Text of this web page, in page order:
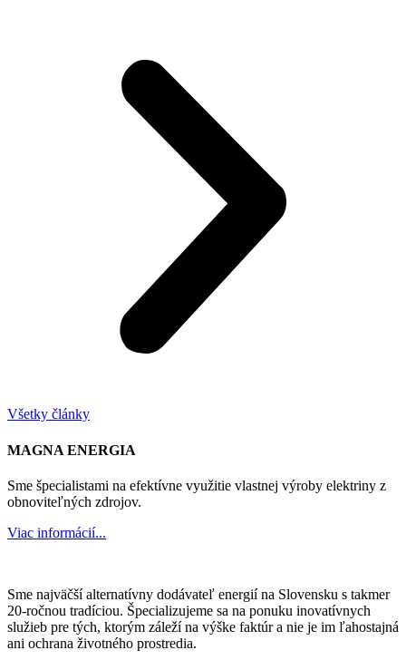
Všetky články
MAGNA ENERGIA
Sme špecialistami na efektívne využitie vlastnej výroby elektriny z
obnoviteľných zdrojov.
Viac informácií...
Sme najväčší alternatívny dodávateľ energií na Slovensku s takmer
20-ročnou tradíciou. Špecializujeme sa na ponuku inovatívnych
služieb pre tých, ktorým záleží na výške faktúr a nie je im ľahostajná
ani ochrana životného prostredia.